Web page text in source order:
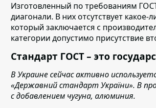
Изготовленный по требованиям
диагонали. В них отсутствует
который заключается с
категории допустимо присутствие
Стандарт ГОСТ – это
В Украине сейчас активно
«Державний стандарт України». В
с добавлением чугуна, алюминия.